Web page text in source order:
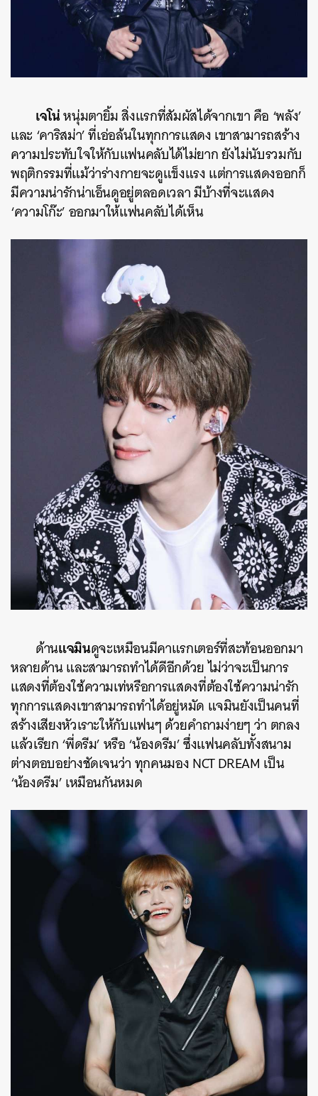
เจโน่หนุ่มตายิ้ม สิ่งแรกที่สัมผัสได้จากเขา คือ ‘พลัง’
และ ‘คาริสม่า’ ที่เอ่อล้นในทุกการแสดง เขาสามารถสร้าง
ความประทับใจให้กับแฟนคลับได้ไม่ยาก ยังไม่นับรวมกับ
พฤติกรรมที่แม้ว่าร่างกายจะดูแข็งแรง แต่การแสดงออกก็
มีความน่ารักน่าเอ็นดูอยู่ตลอดเวลา มีบ้างที่จะแสดง
‘ความโก๊ะ’ ออกมาให้แฟนคลับได้เห็น
ด้านแจมินดูจะเหมือนมีคาแรกเตอร์ที่สะท้อนออกมา
หลายด้าน และสามารถทำได้ดีอีกด้วย ไม่ว่าจะเป็นการ
แสดงที่ต้องใช้ความเท่หรือการแสดงที่ต้องใช้ความน่ารัก
ทุกการแสดงเขาสามารถทำได้อยู่หมัด แจมินยังเป็นคนที่
สร้างเสียงหัวเราะให้กับแฟนๆ ด้วยคำถามง่ายๆ ว่า ตกลง
แล้วเรียก ‘พี่ดรีม’ หรือ ‘น้องดรีม’ ซึ่งแฟนคลับทั้งสนาม
ต่างตอบอย่างชัดเจนว่า ทุกคนมอง NCT DREAM เป็น
‘น้องดรีม’ เหมือนกันหมด